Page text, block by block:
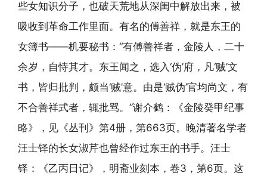
些女知识分子，也破天荒地从深闺中解放出来，被
吸收到革命工作里面。有名的傅善祥，就是东王的
女簿书——机要秘书：“有傅善祥者，金陵人，二十
余岁，自恃其才。东王闻之，选入‘伪’府，凡‘贼’文
书，皆归批判，颇当‘贼’意。由是‘贼伪’官均尚文，有
不合善祥式者，辄批骂。”谢介鹤：《金陵癸甲纪事
略》，见《丛刊》第4册，第663页。晚清著名学者
汪士铎的长女淑芹也曾经作过东王的书手。汪士
铎：《乙丙日记》，明斋业刻本，卷3，第6页。这